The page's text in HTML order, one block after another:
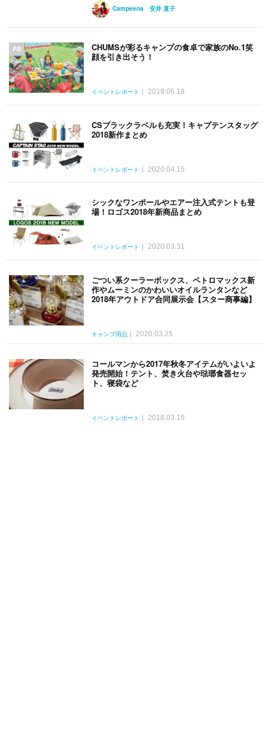
Campeena 安井 直子
PR
CHUMSが彩るキャンプの食卓で家族のNo.1笑
顔を引き出そう！
イベントレポート 2019.06.18
CSブラックラベルも充実！キャプテンスタッグ
2018新作まとめ
イベントレポート 2020.04.15
シックなワンポールやエアー注入式テントも登
場！ロゴス2018年新商品まとめ
イベントレポート 2020.03.31
ごつい系クーラーボックス、ペトロマックス新
作やムーミンのかわいいオイルランタンなど
2018年アウトドア合同展示会【スター商事編】
キャンプ用品 2020.03.25
コールマンから2017年秋冬アイテムがいよいよ
発売開始！テント、焚き火台や琺瑯食器セッ
ト、寝袋など
イベントレポート 2018.03.16